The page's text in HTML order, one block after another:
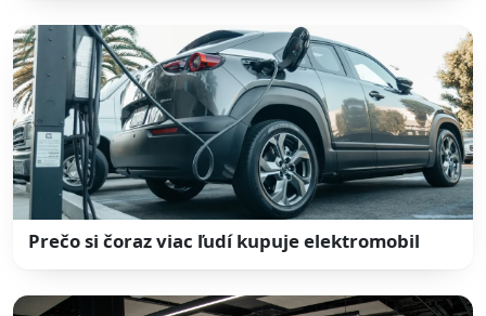
Prečo si čoraz viac ľudí kupuje elektromobil